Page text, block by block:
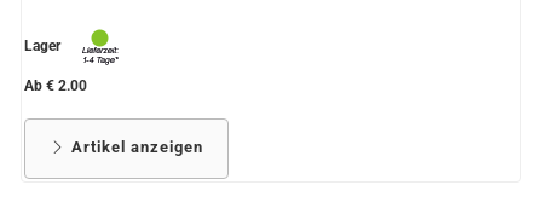
Lager
Ab € 2.00
Artikel anzeigen